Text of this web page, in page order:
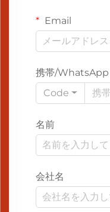
Email
携帯/WhatsApp
Code
名前
会社名